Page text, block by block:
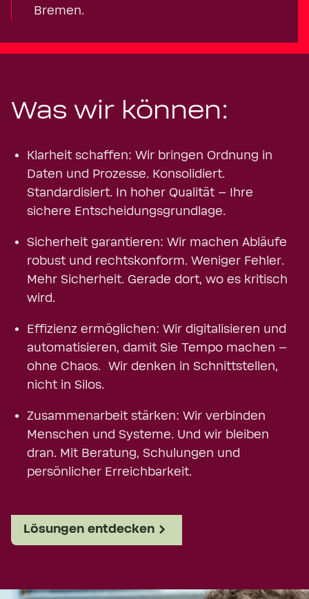
Bremen.
Was wir können:
Klarheit schaffen: Wir bringen Ordnung in
Daten und Prozesse. Konsolidiert.
Standardisiert. In hoher Qualität – Ihre
sichere Entscheidungsgrundlage.
Sicherheit garantieren: Wir machen Abläufe
robust und rechtskonform. Weniger Fehler.
Mehr Sicherheit. Gerade dort, wo es kritisch
wird.
Effizienz ermöglichen: Wir digitalisieren und
automatisieren, damit Sie Tempo machen –
ohne Chaos. Wir denken in Schnittstellen,
nicht in Silos.
Zusammenarbeit stärken: Wir verbinden
Menschen und Systeme. Und wir bleiben
dran. Mit Beratung, Schulungen und
persönlicher Erreichbarkeit.
Lösungen entdecken